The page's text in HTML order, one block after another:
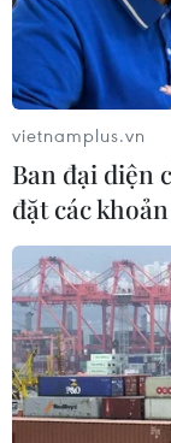
Yemen: Lực
tham gia
12/08/2019 07:01
Thủ lĩnh STC
vietnamplus.vn
Ban đại diện
đặt các